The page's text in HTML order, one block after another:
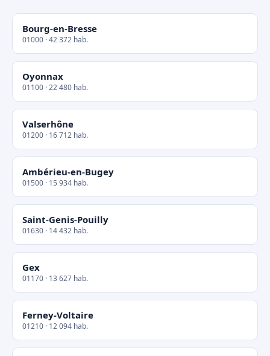
Bourg-en-Bresse
01000 · 42 372 hab.
Oyonnax
01100 · 22 480 hab.
Valserhône
01200 · 16 712 hab.
Ambérieu-en-Bugey
01500 · 15 934 hab.
Saint-Genis-Pouilly
01630 · 14 432 hab.
Gex
01170 · 13 627 hab.
Ferney-Voltaire
01210 · 12 094 hab.